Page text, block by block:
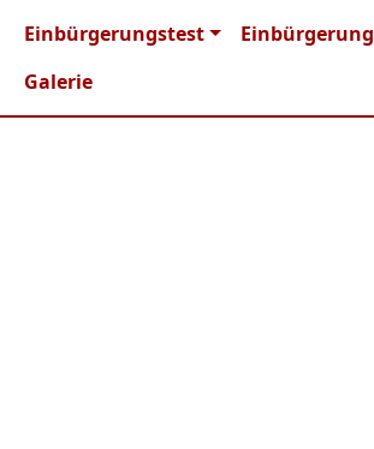
Main navigation
Einbürgerungstest Einbürgerung
Galerie